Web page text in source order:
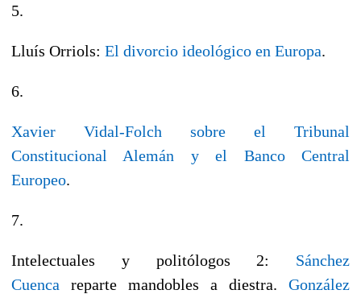
5.
Lluís Orriols: El divorcio ideológico en Europa.
6.
Xavier Vidal-Folch sobre el Tribunal
Constitucional Alemán y el Banco Central
Europeo.
7.
Intelectuales y politólogos 2: Sánchez
Cuenca reparte mandobles a diestra. González